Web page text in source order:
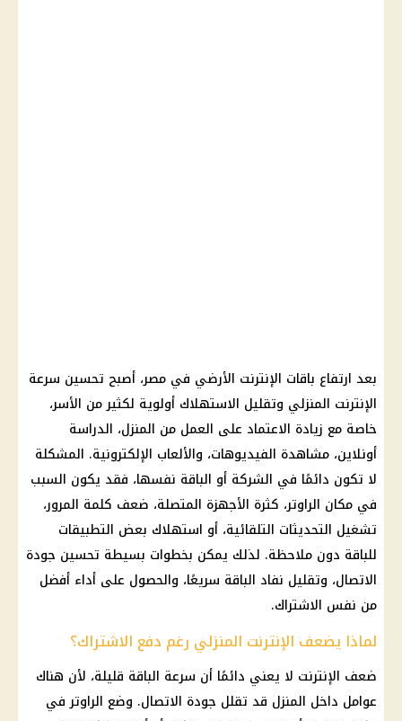
بعد ارتفاع باقات الإنترنت الأرضي في مصر، أصبح تحسين سرعة
الإنترنت المنزلي وتقليل الاستهلاك أولوية لكثير من الأسر،
خاصة مع زيادة الاعتماد على العمل من المنزل، الدراسة
أونلاين، مشاهدة الفيديوهات، والألعاب الإلكترونية. المشكلة
لا تكون دائمًا في الشركة أو الباقة نفسها، فقد يكون السبب
في مكان الراوتر، كثرة الأجهزة المتصلة، ضعف كلمة المرور،
تشغيل التحديثات التلقائية، أو استهلاك بعض التطبيقات
للباقة دون ملاحظة. لذلك يمكن بخطوات بسيطة تحسين جودة
الاتصال، وتقليل نفاد الباقة سريعًا، والحصول على أداء أفضل
من نفس الاشتراك.
لماذا يضعف الإنترنت المنزلي رغم دفع الاشتراك؟
ضعف الإنترنت لا يعني دائمًا أن سرعة الباقة قليلة، لأن هناك
عوامل داخل المنزل قد تقلل جودة الاتصال. وضع الراوتر في